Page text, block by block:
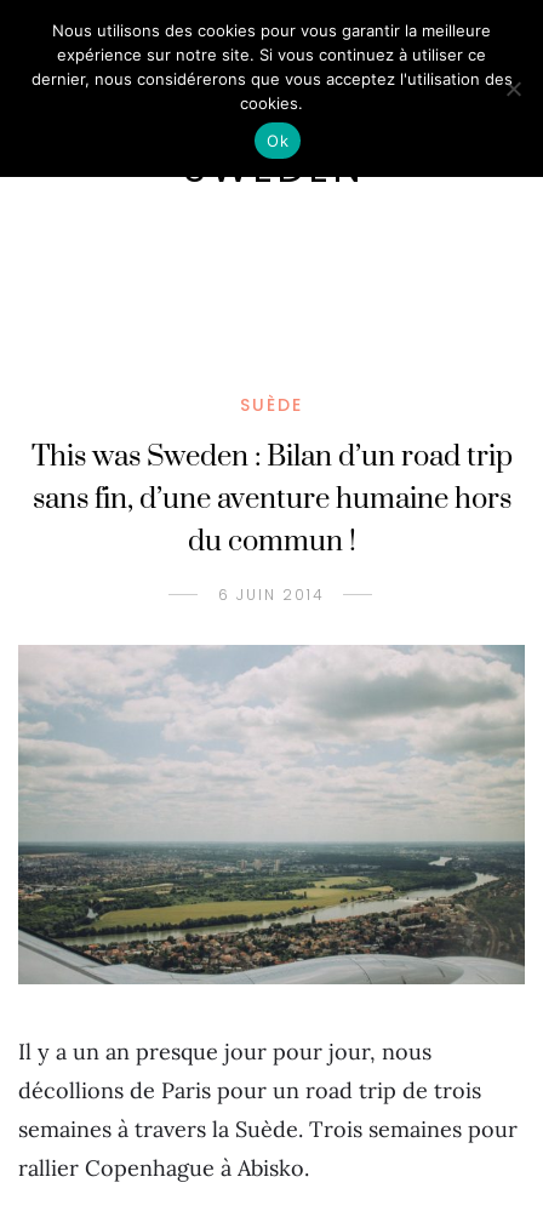
SWEDEN
SUÈDE
This was Sweden : Bilan d’un road trip
sans fin, d’une aventure humaine hors
du commun !
6 JUIN 2014
Il y a un an presque jour pour jour, nous
décollions de Paris pour un road trip de trois
semaines à travers la Suède. Trois semaines pour
rallier Copenhague à Abisko.
Nous utilisons des cookies pour vous garantir la meilleure
expérience sur notre site. Si vous continuez à utiliser ce
dernier, nous considérerons que vous acceptez l'utilisation des
cookies.
Ok